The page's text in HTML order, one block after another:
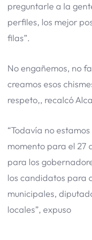
preguntarle a la
perfiles, los mejor
filas”.
No engañemos, no
creamos esos
respeto,, recalcó
“Todavía no
momento para el 27
para los
los candidatos para
municipales,
locales”, expuso